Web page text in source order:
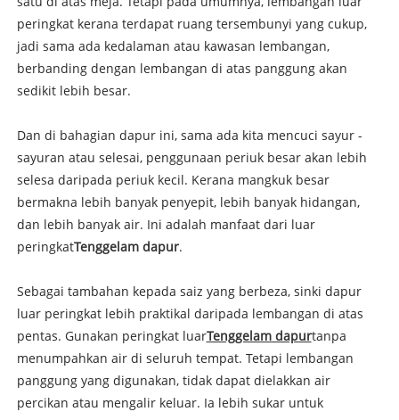
peringkat kerana terdapat ruang tersembunyi yang cukup,
jadi sama ada kedalaman atau kawasan lembangan,
berbanding dengan lembangan di atas panggung akan
sedikit lebih besar.
Dan di bahagian dapur ini, sama ada kita mencuci sayur -
sayuran atau selesai, penggunaan periuk besar akan lebih
selesa daripada periuk kecil. Kerana mangkuk besar
bermakna lebih banyak penyepit, lebih banyak hidangan,
dan lebih banyak air. Ini adalah manfaat dari luar
peringkatTenggelam dapur.
Sebagai tambahan kepada saiz yang berbeza, sinki dapur
luar peringkat lebih praktikal daripada lembangan di atas
pentas. Gunakan peringkat luarTenggelam dapurtanpa
menumpahkan air di seluruh tempat. Tetapi lembangan
panggung yang digunakan, tidak dapat dielakkan air
percikan atau mengalir keluar. Ia lebih sukar untuk